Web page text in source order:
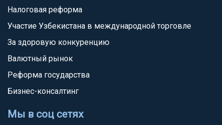
Налоговая реформа
Участие Узбекистана в международной торговле
За здоровую конкуренцию
Валютный рынок
Реформа государства
Бизнес-консалтинг
Мы в соц сетях